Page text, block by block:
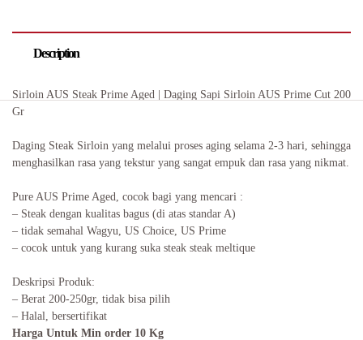
Description
Sirloin AUS Steak Prime Aged | Daging Sapi Sirloin AUS Prime Cut 200
Gr
Daging Steak Sirloin yang melalui proses aging selama 2-3 hari, sehingga
menghasilkan rasa yang tekstur yang sangat empuk dan rasa yang nikmat.
Pure AUS Prime Aged, cocok bagi yang mencari :
– Steak dengan kualitas bagus (di atas standar A)
– tidak semahal Wagyu, US Choice, US Prime
– cocok untuk yang kurang suka steak steak meltique
Deskripsi Produk:
– Berat 200-250gr, tidak bisa pilih
– Halal, bersertifikat
Harga Untuk Min order 10 Kg